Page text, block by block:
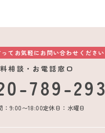
てお気軽にお問い合わせください
相談・お電話窓口
789-293
：9:00〜18:00定休日：水曜日